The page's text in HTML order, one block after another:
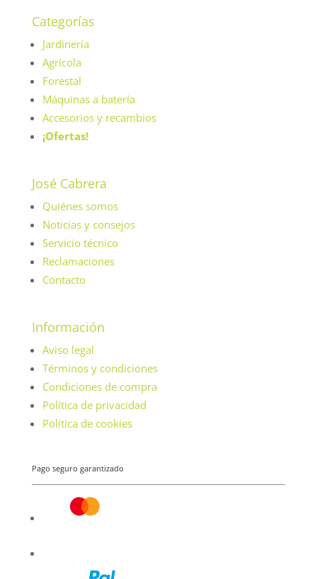
Categorías
Jardinería
Agrícola
Forestal
Máquinas a batería
Accesorios y recambios
¡Ofertas!
José Cabrera
Quiénes somos
Noticias y consejos
Servicio técnico
Reclamaciones
Contacto
Información
Aviso legal
Términos y condiciones
Condiciones de compra
Política de privacidad
Política de cookies
Pago seguro garantizado